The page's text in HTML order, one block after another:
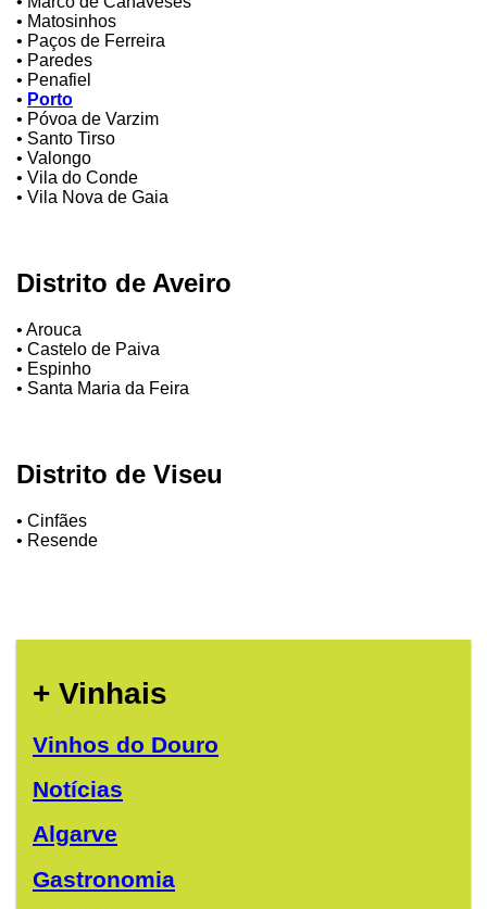
• Matosinhos
• Paços de Ferreira
• Paredes
• Penafiel
• Porto
• Póvoa de Varzim
• Santo Tirso
• Valongo
• Vila do Conde
• Vila Nova de Gaia
Distrito de Aveiro
• Arouca
• Castelo de Paiva
• Espinho
• Santa Maria da Feira
Distrito de Viseu
• Cinfães
• Resende
+ Vinhais
Vinhos do Douro
Notícias
Algarve
Gastronomia